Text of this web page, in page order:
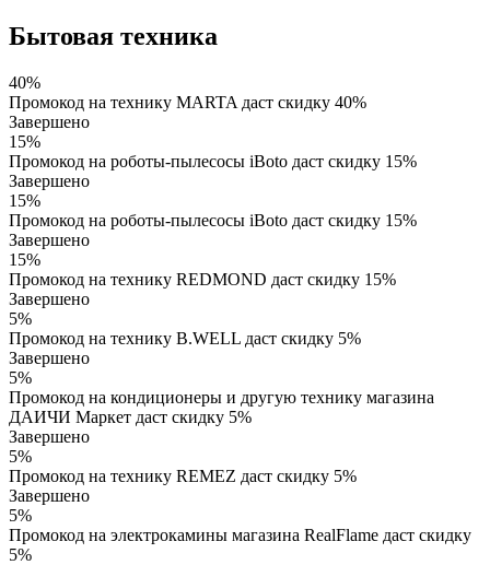
Бытовая техника
40%
Промокод на технику MARTA даст скидку 40%
Завершено
15%
Промокод на роботы-пылесосы iBoto даст скидку 15%
Завершено
15%
Промокод на роботы-пылесосы iBoto даст скидку 15%
Завершено
15%
Промокод на технику REDMOND даст скидку 15%
Завершено
5%
Промокод на технику B.WELL даст скидку 5%
Завершено
5%
Промокод на кондиционеры и другую технику магазина
ДАИЧИ Маркет даст скидку 5%
Завершено
5%
Промокод на технику REMEZ даст скидку 5%
Завершено
5%
Промокод на электрокамины магазина RealFlame даст скидку
5%